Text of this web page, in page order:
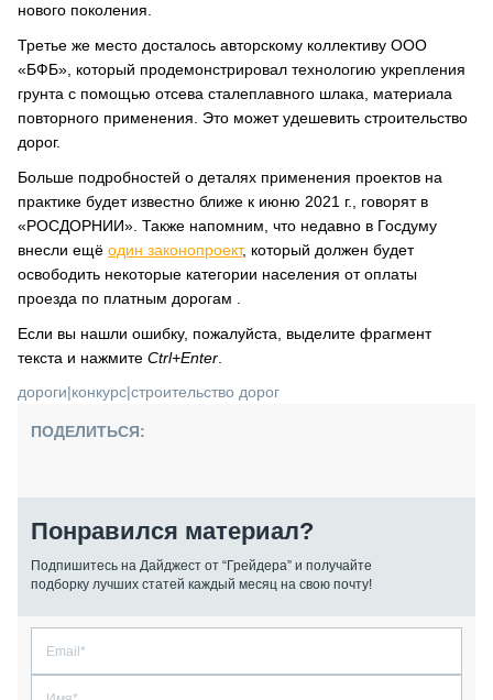
нового поколения.
Третье же место досталось авторскому коллективу ООО
«БФБ», который продемонстрировал технологию укрепления
грунта с помощью отсева сталеплавного шлака, материала
повторного применения. Это может удешевить строительство
дорог.
Больше подробностей о деталях применения проектов на
практике будет известно ближе к июню 2021 г., говорят в
«РОСДОРНИИ». Также напомним, что недавно в Госдуму
внесли ещё один законопроект, который должен будет
освободить некоторые категории населения от оплаты
проезда по платным дорогам .
Если вы нашли ошибку, пожалуйста, выделите фрагмент
текста и нажмите Ctrl+Enter
дороги|конкурс|строительство дорог
ПОДЕЛИТЬСЯ:
Понравился материал?
Подпишитесь на Дайджест от “Грейдера” и получайте
подборку лучших статей каждый месяц на свою почту!